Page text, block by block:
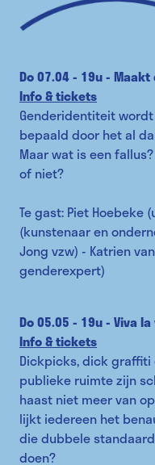
Do 07.04 - 19u -
Info & tickets
Genderidentiteit
bepaald door het al
Maar wat is een
of niet?
Te gast: Piet Hoebeke
(kunstenaar en
Jong vzw) - Katrien
genderexpert)
Do 05.05 - 19u - Viva
Info & tickets
Dickpicks, dick graffiti
publieke ruimte zijn
haast niet meer van
lijkt iedereen het
die dubbele
doen?